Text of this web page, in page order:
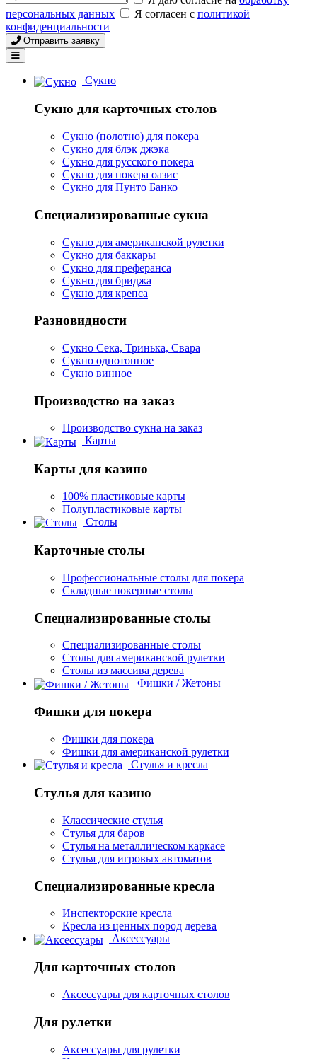
персональных данных
Я согласен с политикой
конфиденциальности
Отправить заявку
Сукно
Сукно для карточных столов
Сукно (полотно) для покера
Сукно для блэк джэка
Сукно для русского покера
Сукно для покера оазис
Сукно для Пунто Банко
Специализированные сукна
Сукно для американской рулетки
Сукно для баккары
Сукно для преферанса
Сукно для бриджа
Сукно для крепса
Разновидности
Сукно Сека, Тринька, Свара
Сукно однотонное
Сукно винное
Производство на заказ
Производство сукна на заказ
Карты
Карты для казино
100% пластиковые карты
Полупластиковые карты
Столы
Карточные столы
Профессиональные столы для покера
Складные покерные столы
Специализированные столы
Специализированные столы
Столы для американской рулетки
Столы из массива дерева
Фишки / Жетоны
Фишки для покера
Фишки для покера
Фишки для американской рулетки
Стулья и кресла
Стулья для казино
Классические стулья
Стулья для баров
Стулья на металлическом каркасе
Стулья для игровых автоматов
Специализированные кресла
Инспекторские кресла
Кресла из ценных пород дерева
Аксессуары
Для карточных столов
Аксессуары для карточных столов
Для рулетки
Аксессуары для рулетки